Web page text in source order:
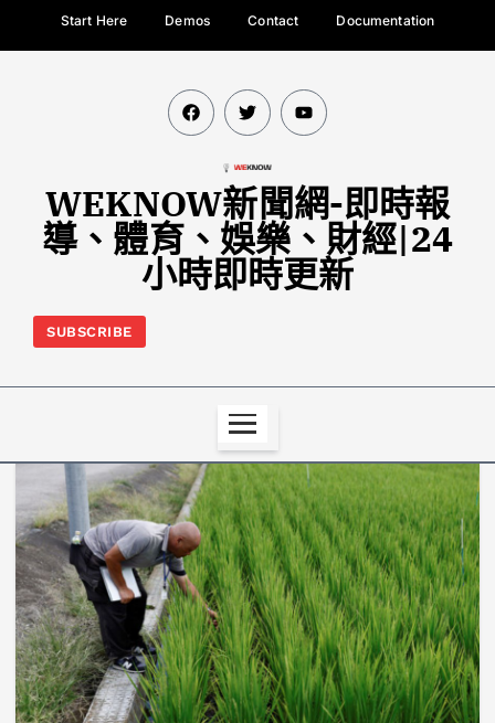
Start Here Demos Contact Documentation
WEKNOW新聞網-即時報
導、體育、娛樂、財經|24
小時即時更新
SUBSCRIBE